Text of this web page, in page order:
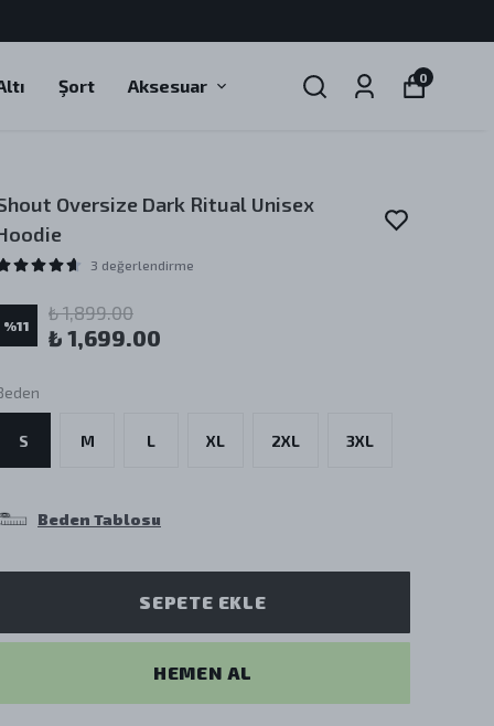
Şort Aksesuar 0
Oversize Dark Ritual Unisex
3 değerlendirme
%11
₺ 1,899.00
₺ 1,699.00
S M L XL 2XL 3XL
Beden Tablosu
SEPETE EKLE
HEMEN AL